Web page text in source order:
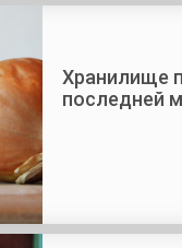
Хранилище
последней